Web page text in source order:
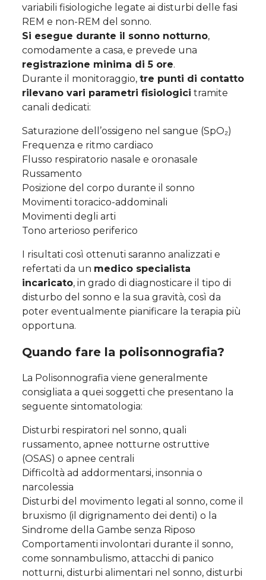
variabili fisiologiche legate ai disturbi delle fasi
REM e non-REM del sonno.
Si esegue durante il sonno notturno,
comodamente a casa, e prevede una
registrazione minima di 5 ore.
Durante il monitoraggio, tre punti di contatto
rilevano vari parametri fisiologici tramite
canali dedicati:
Saturazione dell’ossigeno nel sangue (SpO₂)
Frequenza e ritmo cardiaco
Flusso respiratorio nasale e oronasale
Russamento
Posizione del corpo durante il sonno
Movimenti toracico-addominali
Movimenti degli arti
Tono arterioso periferico
I risultati così ottenuti saranno analizzati e
refertati da un medico specialista
incaricato, in grado di diagnosticare il tipo di
disturbo del sonno e la sua gravità, così da
poter eventualmente pianificare la terapia più
opportuna.
Quando fare la polisonnografia?
La Polisonnografia viene generalmente
consigliata a quei soggetti che presentano la
seguente sintomatologia:
Disturbi respiratori nel sonno, quali
russamento, apnee notturne ostruttive
(OSAS) o apnee centrali
Difficoltà ad addormentarsi, insonnia o
narcolessia
Disturbi del movimento legati al sonno, come il
bruxismo (il digrignamento dei denti) o la
Sindrome della Gambe senza Riposo
Comportamenti involontari durante il sonno,
come sonnambulismo, attacchi di panico
notturni, disturbi alimentari nel sonno, disturbi